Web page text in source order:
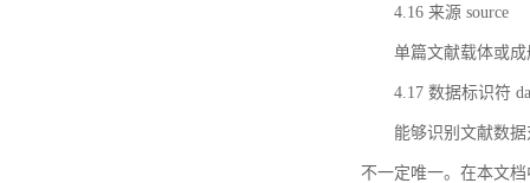
4.16 来源 source
单篇文献载体或
4.17 数据标识符
能够识别文献数
不一定唯一。在本文